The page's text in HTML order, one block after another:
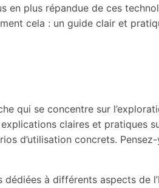
en plus répandue de ces
cela : un guide clair et
qui se concentre sur
claires et pratiques
d’utilisation concrets.
à différents aspects de